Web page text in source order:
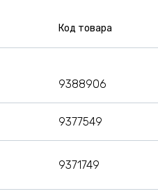
Код товара
9388906
9377549
9371749